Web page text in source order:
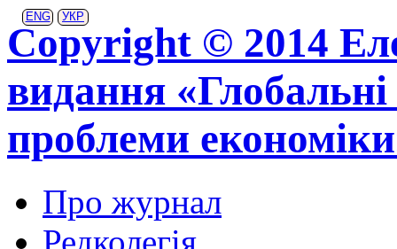
ENG УКР
Copyright © 2014
видання «Глобальні
проблеми
Про журнал
Редколегія